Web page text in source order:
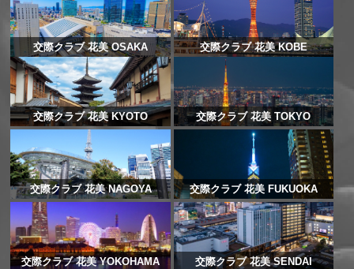
交際クラブ 花美 OSAKA 交際クラブ 花美 KOBE
交際クラブ 花美 KYOTO 交際クラブ 花美 TOKYO
交際クラブ 花美 NAGOYA 交際クラブ 花美 FUKUOKA
交際クラブ 花美 YOKOHAMA 交際クラブ 花美 SENDAI